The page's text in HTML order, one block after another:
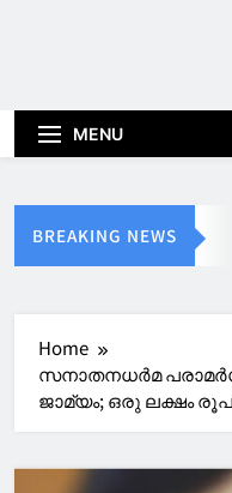
MENU
BREAKING NEWS
Home
സനാതനധര്‍മ
ജാമ്യം; ഒരു ലക്ഷം